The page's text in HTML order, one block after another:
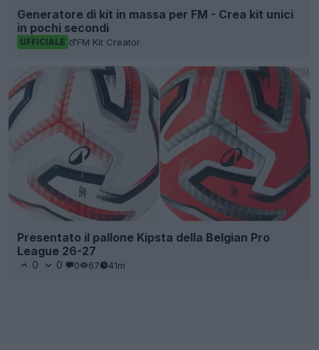
Generatore di kit in massa per FM - Crea kit unici
in pochi secondi
UFFICIALE FM Kit Creator
Presentato il pallone Kipsta della Belgian Pro
League 26-27
0 0 0 67 41m